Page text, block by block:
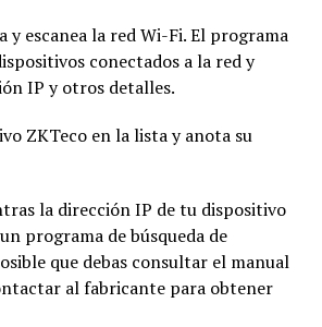
y escanea la red Wi-Fi. El programa
conectados a la red y
IP y otros detalles.
ZKTeco en la lista y anota su
la dirección IP de tu dispositivo
programa de búsqueda de
que debas consultar el manual
al fabricante para obtener